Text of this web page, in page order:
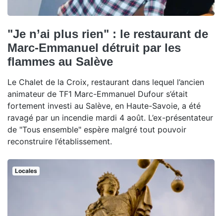
"Je n’ai plus rien" : le restaurant de
Marc-Emmanuel détruit par les
flammes au Salève
Le Chalet de la Croix, restaurant dans lequel l’ancien
animateur de TF1 Marc-Emmanuel Dufour s’était
fortement investi au Salève, en Haute-Savoie, a été
ravagé par un incendie mardi 4 août. L’ex-présentateur
de "Tous ensemble" espère malgré tout pouvoir
reconstruire l’établissement.
Locales